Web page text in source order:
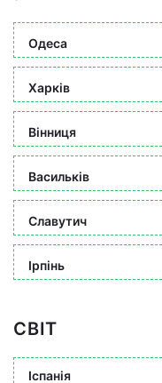
Одеса
Харків
Вінниця
Васильків
Славутич
Ірпінь
СВІТ
Іспанія